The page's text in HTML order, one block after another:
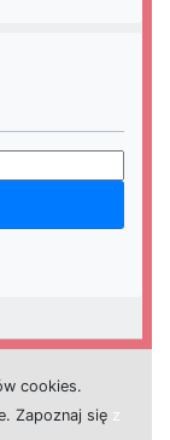
cookies.
Zapoznaj się z